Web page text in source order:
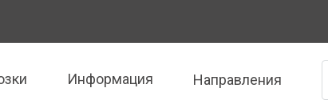
Информация Направления